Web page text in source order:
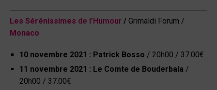
Les Sérénissimes de l’Humour / Grimaldi Forum /
Monaco
10 novembre 2021 : Patrick Bosso / 20h00 / 37.00€
11 novembre 2021 : Le Comte de Bouderbala /
20h00 / 37.00€